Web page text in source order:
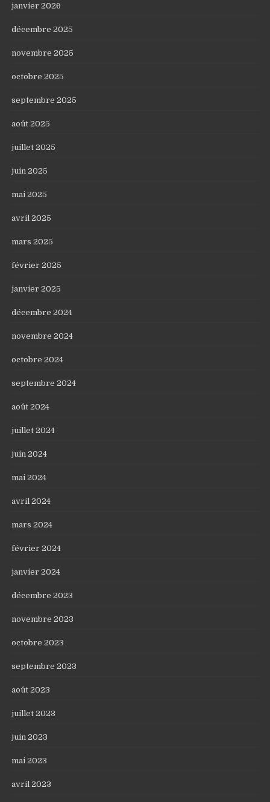
janvier 2026
décembre 2025
novembre 2025
octobre 2025
septembre 2025
août 2025
juillet 2025
juin 2025
mai 2025
avril 2025
mars 2025
février 2025
janvier 2025
décembre 2024
novembre 2024
octobre 2024
septembre 2024
août 2024
juillet 2024
juin 2024
mai 2024
avril 2024
mars 2024
février 2024
janvier 2024
décembre 2023
novembre 2023
octobre 2023
septembre 2023
août 2023
juillet 2023
juin 2023
mai 2023
avril 2023